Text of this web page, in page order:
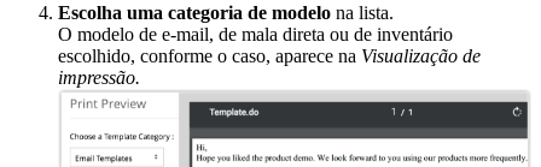
Escolha uma categoria de modelo na lista.
O modelo de e-mail, de mala direta ou de inventário
escolhido, conforme o caso, aparece na Visualização de
impressão.